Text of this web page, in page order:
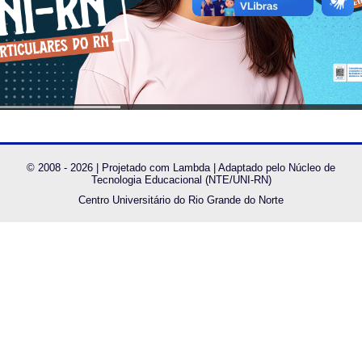
Revistas
© 2008 - 2026 | Projetado com Lambda | Adaptado pelo Núcleo de
Tecnologia Educacional (NTE/UNI-RN)
Centro Universitário do Rio Grande do Norte